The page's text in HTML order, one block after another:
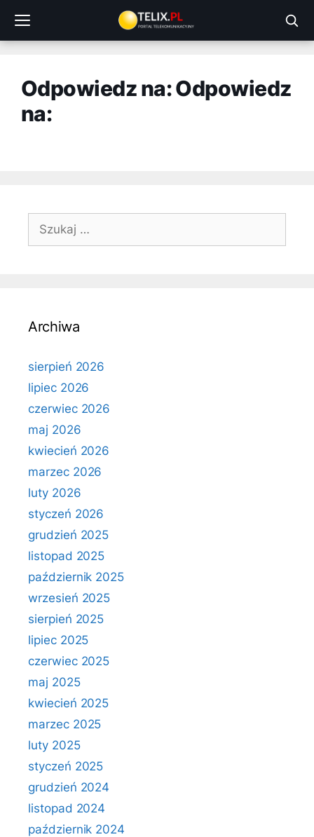
treści
Odpowiedz na: Odpowiedz
na:
Szukaj:
Archiwa
sierpień 2026
lipiec 2026
czerwiec 2026
maj 2026
kwiecień 2026
marzec 2026
luty 2026
styczeń 2026
grudzień 2025
listopad 2025
październik 2025
wrzesień 2025
sierpień 2025
lipiec 2025
czerwiec 2025
maj 2025
kwiecień 2025
marzec 2025
luty 2025
styczeń 2025
grudzień 2024
listopad 2024
październik 2024